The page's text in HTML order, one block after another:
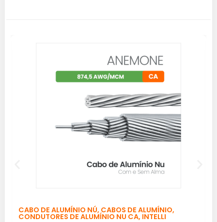
CABO DE ALUMÍNIO NÚ, CABOS DE ALUMÍNIO,
CONDUTORES DE ALUMÍNIO NU CA, INTELLI